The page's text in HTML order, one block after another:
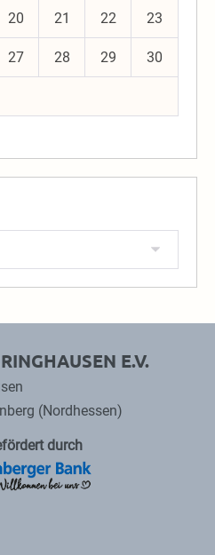
20 21 22 23
27 28 29 30
E.V.
(Nordhessen)
durch